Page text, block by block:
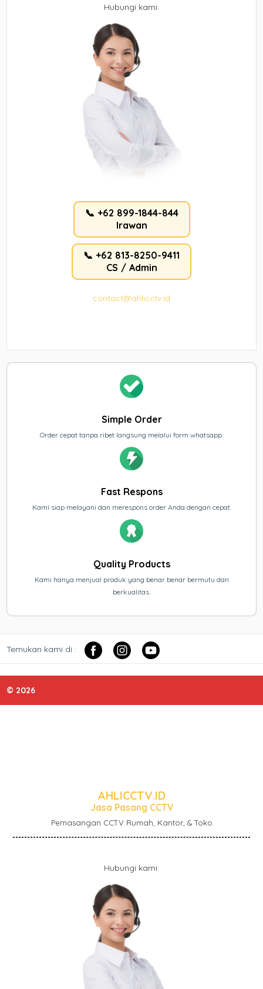
Hubungi kami:
📞 +62 899-1844-844
Irawan
📞 +62 813-8250-9411
CS / Admin
contact@ahlicctv.id
Simple Order
Order cepat tanpa ribet langsung melalui form whatsapp.
Fast Respons
Kami siap melayani dan merespons order Anda dengan cepat.
Quality Products
Kami hanya menjual produk yang benar benar bermutu dan
berkualitas.
Temukan kami di :
© 2026
AHLICCTV.ID
Jasa Pasang CCTV
Pemasangan CCTV Rumah, Kantor, & Toko
Hubungi kami: